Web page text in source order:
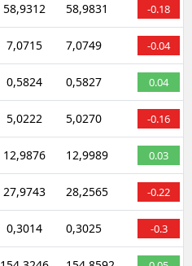
58,9312 58,9831 -0.18
7,0715 7,0749 -0.04
0,5824 0,5827 0.04
5,0222 5,0270 -0.16
12,9876 12,9989 0.03
27,9743 28,2565 -0.22
0,3014 0,3025 -0.3